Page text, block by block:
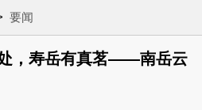
要闻
处，寿岳有真茗——南岳云